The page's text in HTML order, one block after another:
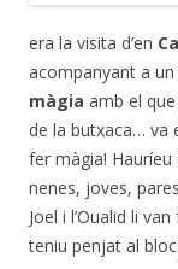
era la visita d’en
acompanyant a
màgia amb el
de la butxaca… va
fer màgia! Hauríeu
nenes, joves,
Joel i l’Oualid li
teniu penjat al